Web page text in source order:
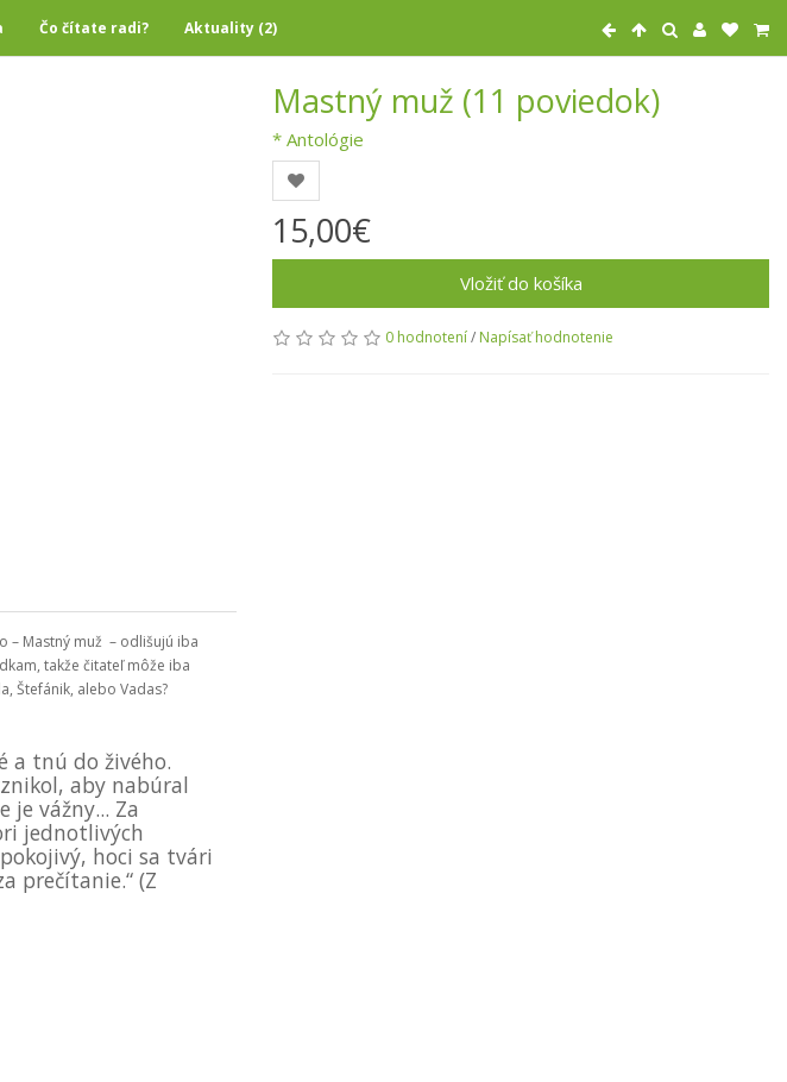
Čo čítate radi? Aktuality (2)
– Mastný muž – odlišujú iba
takže čitateľ môže iba
Štefánik, alebo Vadas?
a tnú do živého.
aby nabúral
je vážny... Za
jednotlivých
hoci sa tvári
prečítanie.“ (Z
Mastný muž (11 poviedok)
* Antológie
15,00€
Vložiť do košíka
0 hodnotení/ Napísať hodnotenie